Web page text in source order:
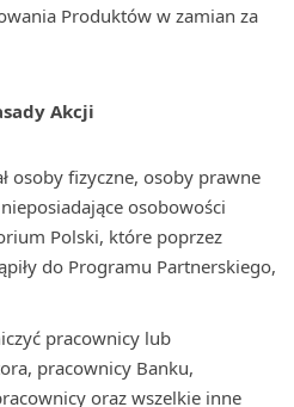
Produktów w zamian za
Akcji
osoby fizyczne, osoby prawne
osobowości
Polski, które poprzez
do Programu Partnerskiego,
pracownicy lub
pracownicy Banku,
oraz wszelkie inne